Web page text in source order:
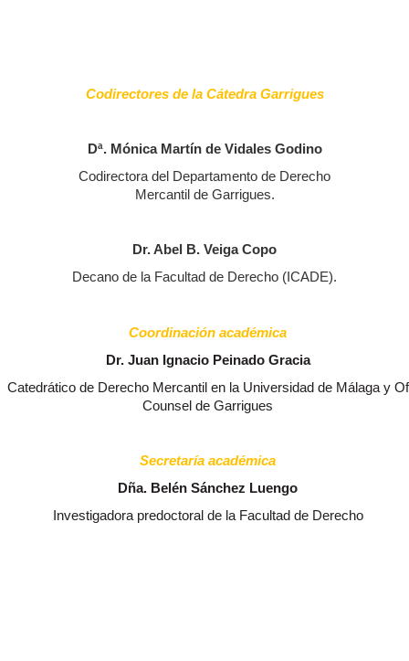
Codirectores de la Cátedra Garrigues
Dª. Mónica Martín de Vidales Godino
Codirectora del Departamento de Derecho
Mercantil de Garrigues.
Dr. Abel B. Veiga Copo
Decano de la Facultad de Derecho (ICADE).
Coordinación académica
Dr. Juan Ignacio Peinado Gracia
Catedrático de Derecho Mercantil en la Universidad de Málaga y Of
Counsel de Garrigues
Secretaría académica
Dña. Belén Sánchez Luengo
Investigadora predoctoral de la Facultad de Derecho